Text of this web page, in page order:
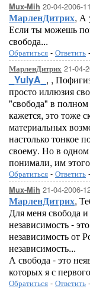
Mux-Mih 20-04-2006-
МарленДитрих, А
Если ты можешь
свобода...
Обратиться - Ответить -
МарленДитрих 21-04-
_YulyA_ , ,
просто иллюзия
"свобода" в
кажется, это тоже
материальных
настолько тонкое
своему. Но в
понимали, им этого
Обратиться - Ответить -
Mux-Mih 21-04-2006-
МарленДитрих,
Для меня свобода
независимость -
независимость от
независимость...
А свобода - это
которых я с
Обратиться - Ответить -